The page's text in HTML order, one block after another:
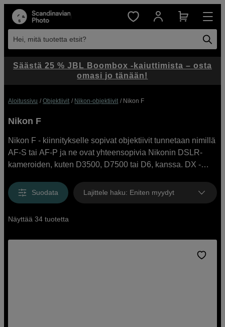
Hei, mitä tuotetta etsit?
Aloitussivu Objektiivit Nikon-objektiivit Nikon F
Nikon F
Nikon F - kiinnitykselle sopivat objektiivit tunnetaan nimillä
AF-S tai AF-P ja ne ovat yhteensopivia Nikonin DSLR-
kameroiden, kuten D3500, D7500 tai D6, kanssa. DX -
kennokoon kameroille, kun taas muut on suunniteltu
Nikonin täyden kennokoon kameroille. Scandinavian
kiinnitykselle sopivia objektiiveja Sigmalta, Samyangilta,
Suodata Lajittele haku: Eniten myydyt
Näyttää 34 tuotetta
Säästä 25 % JBL Boombox -kaiuttimista – osta
omasi jo tänään!